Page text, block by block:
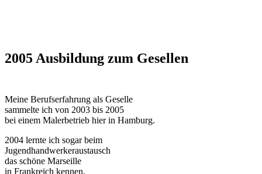
2005 Ausbildung zum Gesellen
Meine Berufserfahrung als Geselle
sammelte ich von 2003 bis 2005
bei einem Malerbetrieb hier in Hamburg.
2004 lernte ich sogar beim
Jugendhandwerkeraustausch
das schöne Marseille
in Frankreich kennen.